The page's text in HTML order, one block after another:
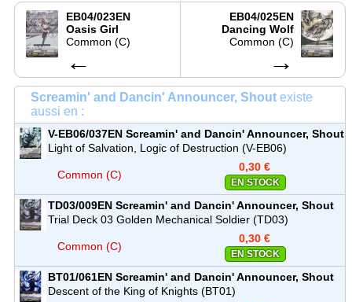
EB04/023EN
Oasis Girl
Common (C)
←
EB04/025EN
Dancing Wolf
Common (C)
→
Screamin' and Dancin' Announcer, Shout existe
aussi en :
V-EB06/037EN Screamin' and Dancin' Announcer, Shout
Common (C)
Light of Salvation, Logic of Destruction (V-EB06)
Common (C)
0,30 €
EN STOCK
TD03/009EN Screamin' and Dancin' Announcer, Shout
Common (C)
Trial Deck 03 Golden Mechanical Soldier (TD03)
Common (C)
0,30 €
EN STOCK
BT01/061EN Screamin' and Dancin' Announcer, Shout
Common (C)
Descent of the King of Knights (BT01)